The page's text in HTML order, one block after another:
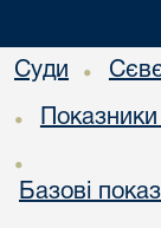
Суди •
• Показники
•
Базові